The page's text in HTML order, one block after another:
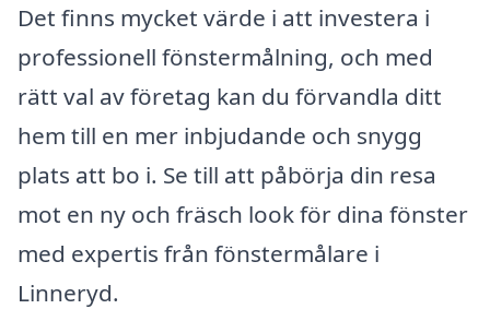
Det finns mycket värde i att investera i
professionell fönstermålning, och med
rätt val av företag kan du förvandla ditt
hem till en mer inbjudande och snygg
plats att bo i. Se till att påbörja din resa
mot en ny och fräsch look för dina fönster
med expertis från fönstermålare i
Linneryd.